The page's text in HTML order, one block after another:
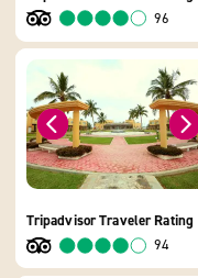
96
Tripadvisor Traveler Rating
94